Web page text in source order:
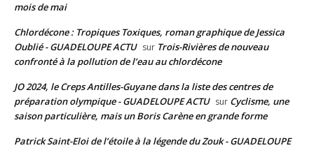
mois de mai
Chlordécone : Tropiques Toxiques, roman graphique de Jessica
Oublié - GUADELOUPE ACTU sur Trois-Rivières de nouveau
confronté à la pollution de l’eau au chlordécone
JO 2024, le Creps Antilles-Guyane dans la liste des centres de
préparation olympique - GUADELOUPE ACTU sur Cyclisme, une
saison particulière, mais un Boris Carène en grande forme
Patrick Saint-Eloi de l’étoile à la légende du Zouk - GUADELOUPE